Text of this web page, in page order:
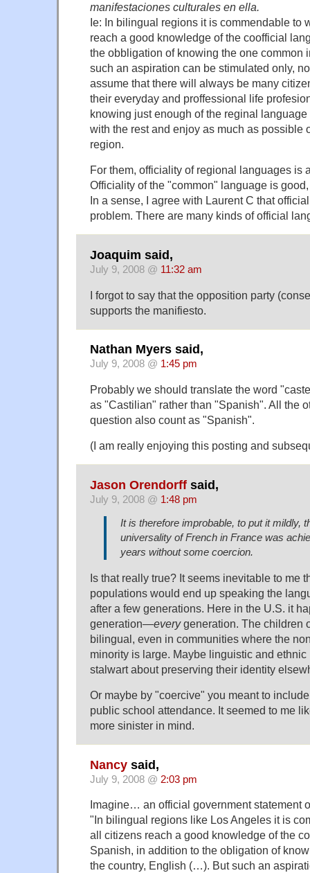
manifestaciones culturales en ella.
Ie: In bilingual regions it is commendable to
reach a good knowledge of the coofficial
the obbligation of knowing the one common
such an aspiration can be stimulated only,
assume that there will always be many
their everyday and proffessional life
knowing just enough of the reginal
with the rest and enjoy as much as possible
region.
For them, officiality of regional languages is
Officiality of the "common" language is
In a sense, I agree with Laurent C that
problem. There are many kinds of official
Joaquim said,
July 9, 2008 @ 11:32 am
I forgot to say that the opposition party
supports the manifiesto.
Nathan Myers said,
July 9, 2008 @ 1:45 pm
Probably we should translate the word
as "Castilian" rather than "Spanish". All the
question also count as "Spanish".
(I am really enjoying this posting and
Jason Orendorff said,
July 9, 2008 @ 1:48 pm
It is therefore improbable, to put it mildly,
universality of French in France was
years without some coercion.
Is that really true? It seems inevitable to me
populations would end up speaking the
after a few generations. Here in the U.S. it
generation—everygeneration. The children
bilingual, even in communities where the
minority is large. Maybe linguistic and
stalwart about preserving their identity
Or maybe by "coercive" you meant to
public school attendance. It seemed to me
more sinister in mind.
Nancy said,
July 9, 2008 @ 2:03 pm
Imagine… an official government statement
"In bilingual regions like Los Angeles it is
all citizens reach a good knowledge of the
Spanish, in addition to the obligation of
the country, English (…). But such an